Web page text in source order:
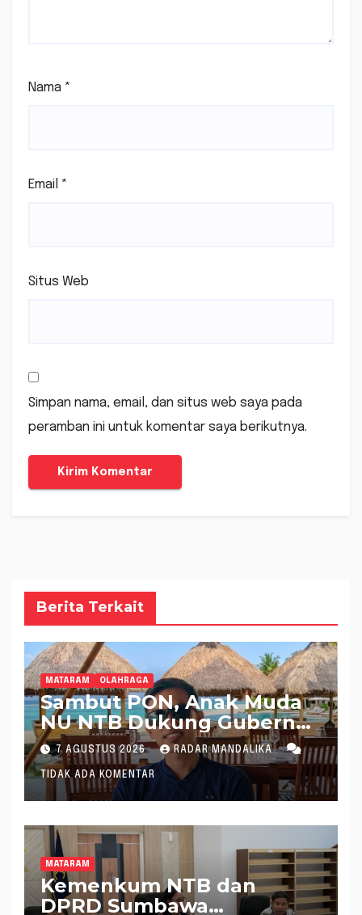
Nama *
Email *
Situs Web
Simpan nama, email, dan situs web saya pada
peramban ini untuk komentar saya berikutnya.
Berita Terkait
MATARAM OLAHRAGA
Sambut PON, Anak Muda
NU NTB Dukung Gubernur
Pimpin KONI NTB
7 AGUSTUS 2026 RADAR MANDALIKA
TIDAK ADA KOMENTAR
MATARAM
Kemenkum NTB dan
DPRD Sumbawa